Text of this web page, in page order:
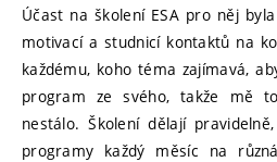
Účast na školení ESA pro něj
motivací a studnicí kontaktů na
každému, koho téma zajímavá,
program ze svého, takže mě
nestálo. Školení dělají
programy každý měsíc na